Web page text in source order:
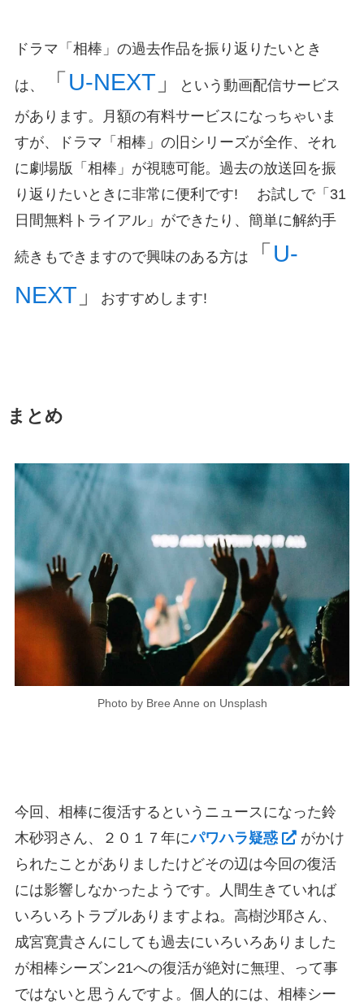
ドラマ「相棒」の過去作品を振り返りたいとき
は、 「 U-NEXT 」
という動画配信サービス
があります。月額の有料サービスになっちゃいま
すが、ドラマ「相棒」の旧シリーズが全作、それ
に劇場版「相棒」が視聴可能。過去の放送回を振
り返りたいときに非常に便利です! お試しで「31
日間無料トライアル」ができたり、簡単に解約手
続きもできますので興味のある方は 「 U-
NEXT 」 おすすめします!
まとめ
Photo by Bree Anne on Unsplash
今回、相棒に復活するというニュースになった鈴
木砂羽さん、２０１７年にパワハラ疑惑
がかけ
られたことがありましたけどその辺は今回の復活
には影響しなかったようです。人間生きていれば
いろいろトラブルありますよね。高樹沙耶さん、
成宮寛貴さんにしても過去にいろいろありました
が相棒シーズン21への復活が絶対に無理、って事
ではないと思うんですよ。個人的には、相棒シー